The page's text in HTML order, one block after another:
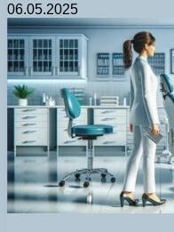
06.05.2025